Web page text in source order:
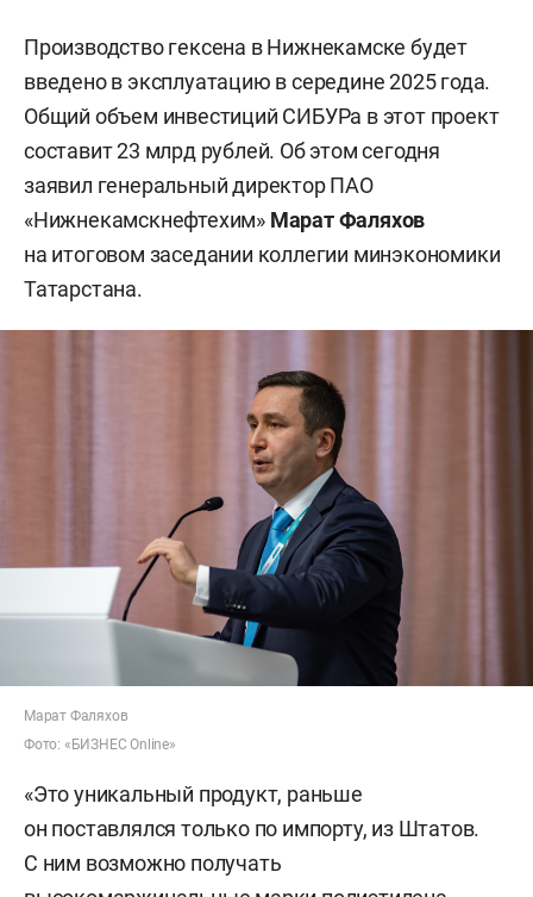
Производство гексена в Нижнекамске будет
введено в эксплуатацию в середине 2025 года.
Общий объем инвестиций СИБУРа в этот проект
составит 23 млрд рублей. Об этом сегодня
заявил генеральный директор ПАО
«Нижнекамскнефтехим» Марат Фаляхов
на итоговом заседании коллегии минэкономики
Татарстана.
Марат Фаляхов
Фото: «БИЗНЕС Online»
«Это уникальный продукт, раньше
он поставлялся только по импорту, из Штатов.
С ним возможно получать